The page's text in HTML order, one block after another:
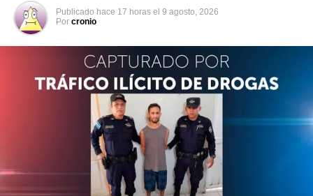
Publicado hace 17 horas el 9 agosto, 2026
Por cronio